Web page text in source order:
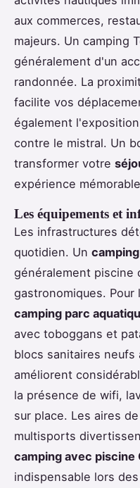
aux commerces,
majeurs. Un camping
généralement d'un
randonnée. La
facilite vos
également
contre le mistral. Un
transformer votre
expérience
Les équipements et
Les infrastructures
quotidien. Un
généralement piscine
gastronomiques.
camping parc
avec toboggans et
blocs sanitaires neufs
améliorent
la présence de wifi,
sur place. Les aires
multisports
camping avec piscine
indispensable lors